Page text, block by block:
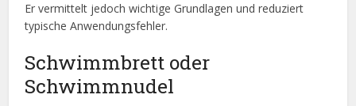
Er vermittelt jedoch wichtige Grundlagen und reduziert
typische Anwendungsfehler.
Schwimmbrett oder
Schwimmnudel